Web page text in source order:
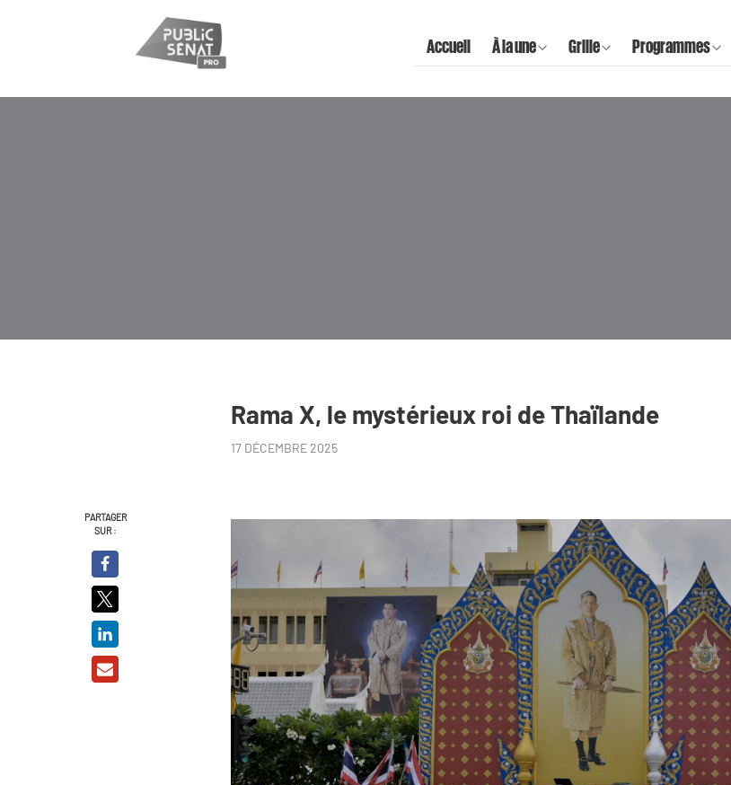
Accueil À la une Grille Programmes
Rama X, le mystérieux roi de Thaïlande
17 DÉCEMBRE 2025
PARTAGER
SUR :